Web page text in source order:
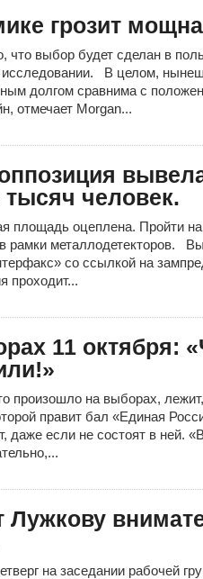
грозит
что выбор будет сделан в
исследовании. В целом,
долгом сравнима с
отмечает Morgan...
человек.
площадь оцеплена. Пройти на
рамки металлодетекторов.
со ссылкой на
проходит...
11 октября:
произошло на выборах,
правит бал «Единая
даже если не состоят в ней.
Лужкову
на заседании рабочей